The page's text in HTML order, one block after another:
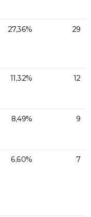
27,36% 29
11,32% 12
8,49% 9
6,60% 7